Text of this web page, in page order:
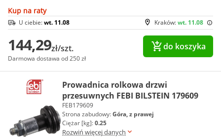
Kup na raty
Kraków:wt. 11.08
U ciebie:wt. 11.08
144,29zł/szt.
Darmowa dostawa od 250 zł
do koszyka
Prowadnica rolkowa drzwi
przesuwnych FEBI BILSTEIN 179609
FEB179609
Strona zabudowy:Góra, z prawej
Ciężar [kg]:0.25
Rozwiń więcej danych